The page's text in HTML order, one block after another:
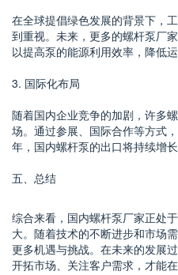
在全球提倡绿色发展的背景下，
到重视。未来，更多的螺杆泵厂
以提高泵的能源利用效率，降低运
3. 国际化布局
随着国内企业竞争的加剧，许多
场。通过参展、国际合作等方式
年，国内螺杆泵的出口将持续增长
五、总结
综合来看，国内螺杆泵厂家正处
大。随着技术的不断进步和市场
更多机遇与挑战。在未来的发展
开拓市场、关注客户需求，才能